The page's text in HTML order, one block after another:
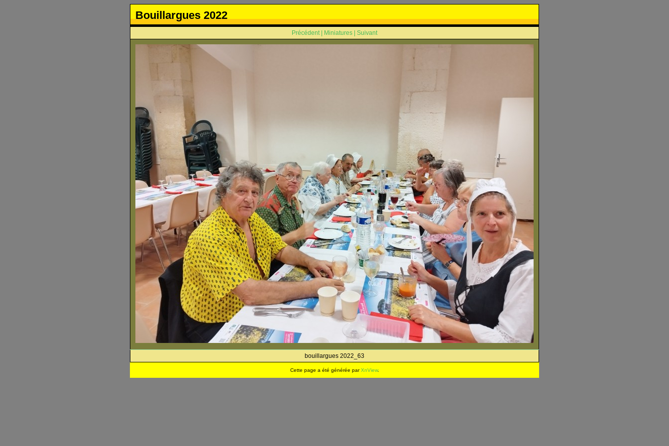
Bouillargues 2022
Précédent| Miniatures Suivant
bouillargues 2022_63
Cette page a été générée parXnView.